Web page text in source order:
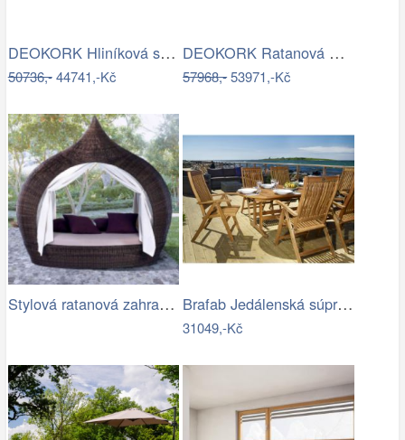
DEOKORK Hliníková sestava pro 5 osob…
50736,-44741,-Kč
DEOKORK Ratanová modulová sestava…
57968,-53971,-Kč
Stylová ratanová zahradní postel se… Brafab Jedálenská súprava EVERTON Mdum
31049,-Kč